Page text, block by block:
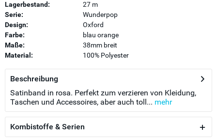
Lagerbestand:
27 m
Serie:
Wunderpop
Design:
Oxford
Farbe:
blau orange
Maße:
38mm breit
Material:
100% Polyester
Beschreibung
Satinband in rosa. Perfekt zum verzieren von Kleidung,
Taschen und Accessoires, aber auch toll... mehr
Kombistoffe & Serien